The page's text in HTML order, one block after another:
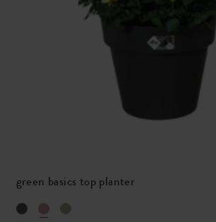
green basics top planter